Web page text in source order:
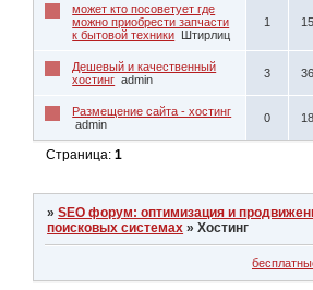
может кто посоветует где
можно приобрести запчасти
к бытовой техники Штирлиц
1
Дешевый и качественный
хостинг admin 3
Размещение сайта - хостинг
admin
0
Страница:1
»SEO форум: оптимизация и
поисковых системах »Хостинг